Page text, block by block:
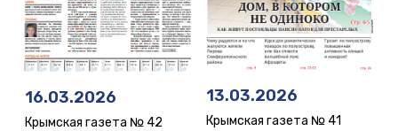
16.03.2026
Крымская газета № 42
13.03.2026
Крымская газета № 41